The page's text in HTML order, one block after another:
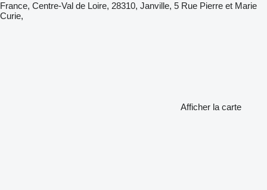
France, Centre-Val de Loire, 28310, Janville, 5 Rue Pierre et Marie
Curie,
Afficher la carte